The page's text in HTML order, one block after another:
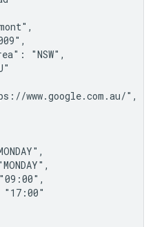
"NSW",
www.google.com.au/",
"17:00"